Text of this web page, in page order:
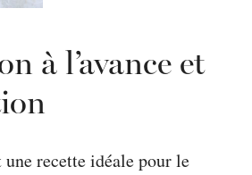
à l’avance et
recette idéale pour le